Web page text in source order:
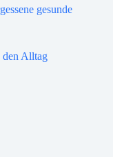
gesunde